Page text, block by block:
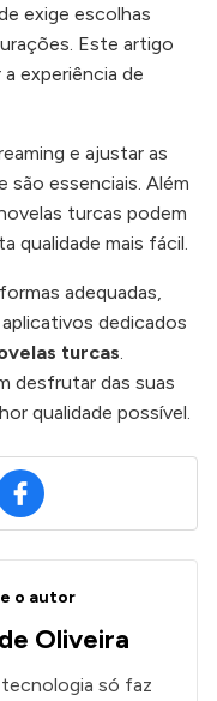
exige escolhas
Este artigo
experiência de
e ajustar as
são essenciais. Além
turcas podem
qualidade mais fácil.
adequadas,
dedicados
turcas
desfrutar das suas
qualidade possível.
o autor
Oliveira
só faz